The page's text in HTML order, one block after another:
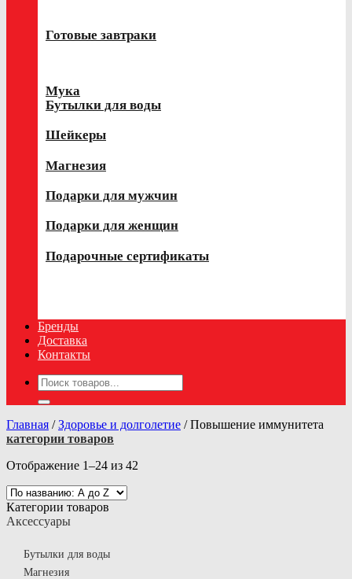
Готовые завтраки
Мука
Бутылки для воды
Шейкеры
Магнезия
Подарки для мужчин
Подарки для женщин
Подарочные сертификаты
Бренды
Доставка
Контакты
Искать:
Главная / Здоровье и долголетие /Повышение иммунитета
категории товаров
Отображение 1–24 из 42
Категории товаров
Аксессуары
Бутылки для воды
Магнезия